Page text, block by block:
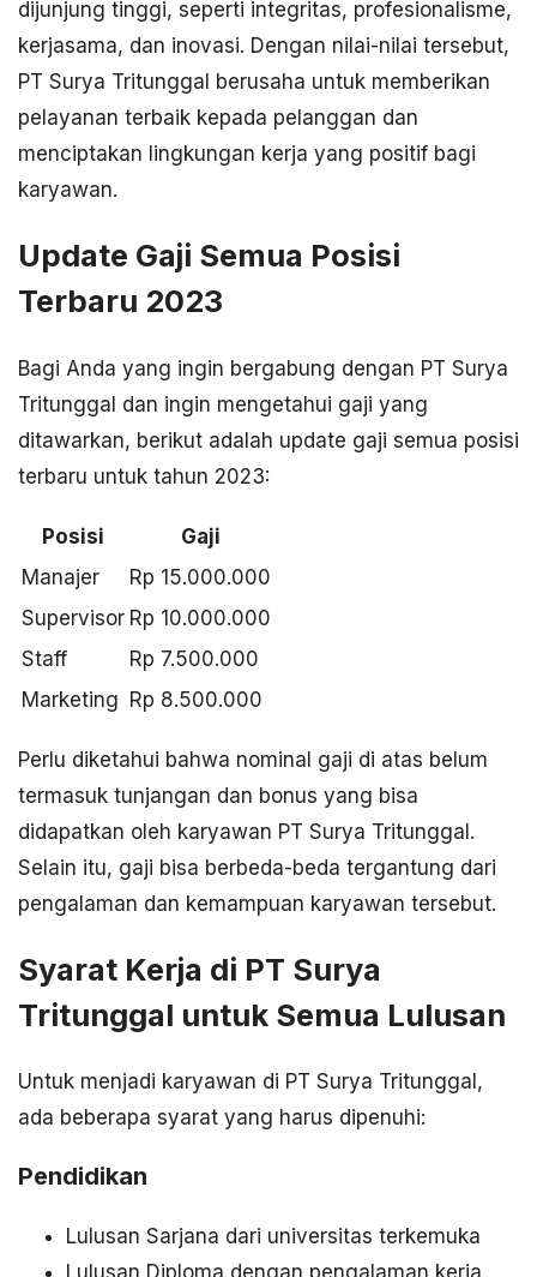
dijunjung tinggi, seperti integritas, profesionalisme,
kerjasama, dan inovasi. Dengan nilai-nilai tersebut,
PT Surya Tritunggal berusaha untuk memberikan
pelayanan terbaik kepada pelanggan dan
menciptakan lingkungan kerja yang positif bagi
karyawan.
Update Gaji Semua Posisi
Terbaru 2023
Bagi Anda yang ingin bergabung dengan PT Surya
Tritunggal dan ingin mengetahui gaji yang
ditawarkan, berikut adalah update gaji semua posisi
terbaru untuk tahun 2023:
Posisi
Gaji
Manajer
Rp 15.000.000
Supervisor Rp 10.000.000
Staff
Rp 7.500.000
Marketing Rp 8.500.000
Perlu diketahui bahwa nominal gaji di atas belum
termasuk tunjangan dan bonus yang bisa
didapatkan oleh karyawan PT Surya Tritunggal.
Selain itu, gaji bisa berbeda-beda tergantung dari
pengalaman dan kemampuan karyawan tersebut.
Syarat Kerja di PT Surya
Tritunggal untuk Semua Lulusan
Untuk menjadi karyawan di PT Surya Tritunggal,
ada beberapa syarat yang harus dipenuhi:
Pendidikan
Lulusan Sarjana dari universitas terkemuka
Lulusan Diploma dengan pengalaman kerja